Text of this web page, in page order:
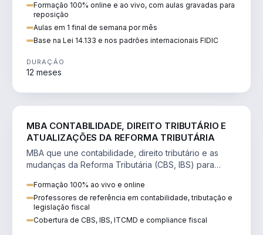
Formação 100% online e ao vivo, com aulas gravadas para
reposição
Aulas em 1 final de semana por mês
Base na Lei 14.133 e nos padrões internacionais FIDIC
DURAÇÃO
12 meses
MBA CONTABILIDADE, DIREITO TRIBUTÁRIO E
ATUALIZAÇÕES DA REFORMA TRIBUTÁRIA
MBA que une contabilidade, direito tributário e as
mudanças da Reforma Tributária (CBS, IBS) para
Formação 100% ao vivo e online
Professores de referência em contabilidade, tributação e
legislação fiscal
Cobertura de CBS, IBS, ITCMD e compliance fiscal